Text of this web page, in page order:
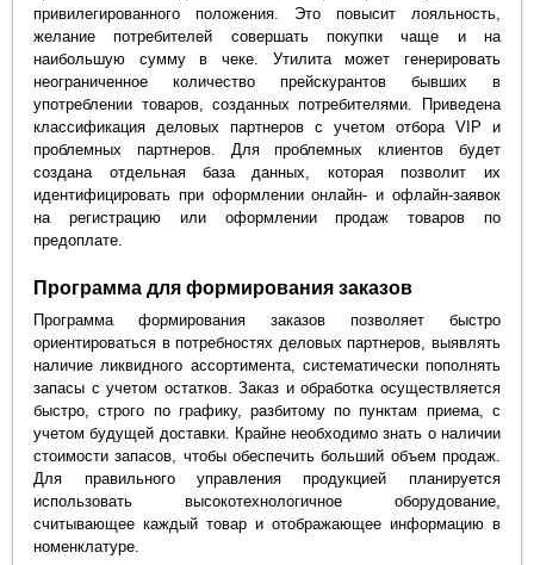
привилегированного положения. Это повысит лояльность,
желание потребителей совершать покупки чаще и на
наибольшую сумму в чеке. Утилита может генерировать
неограниченное количество прейскурантов бывших в
употреблении товаров, созданных потребителями. Приведена
классификация деловых партнеров с учетом отбора VIP и
проблемных партнеров. Для проблемных клиентов будет
создана отдельная база данных, которая позволит их
идентифицировать при оформлении онлайн- и офлайн-заявок
на регистрацию или оформлении продаж товаров по
предоплате.
Программа для формирования заказов
Программа формирования заказов позволяет быстро
ориентироваться в потребностях деловых партнеров, выявлять
наличие ликвидного ассортимента, систематически пополнять
запасы с учетом остатков. Заказ и обработка осуществляется
быстро, строго по графику, разбитому по пунктам приема, с
учетом будущей доставки. Крайне необходимо знать о наличии
стоимости запасов, чтобы обеспечить больший объем продаж.
Для правильного управления продукцией планируется
использовать высокотехнологичное оборудование,
считывающее каждый товар и отображающее информацию в
номенклатуре.